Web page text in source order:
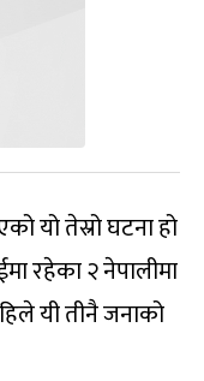
यो तेस्रो घटना हो
रहेका २ नेपालीमा
यी तीनै जनाको